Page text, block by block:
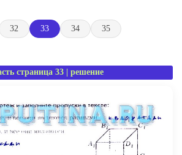
32 33 34 35
страница 33 | решение